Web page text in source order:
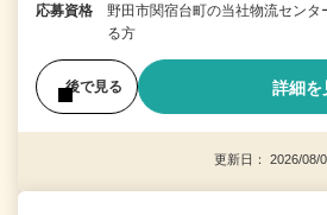
応募資格
野田市関宿台町の当社物流セン
る方
後で見る 詳細を
更新日： 2026/